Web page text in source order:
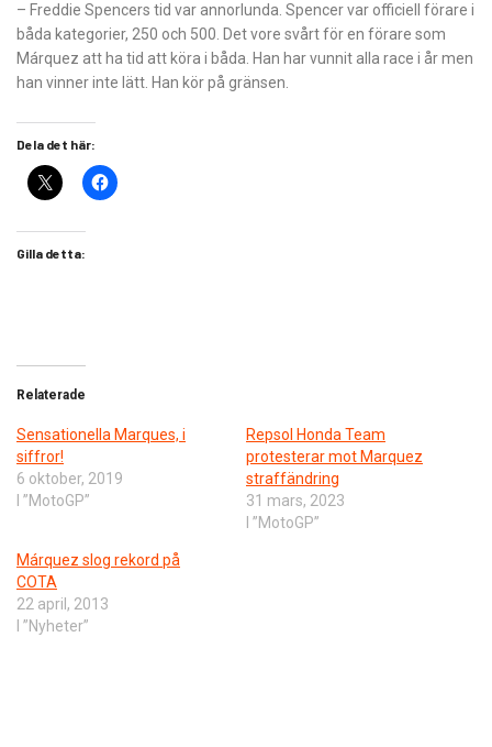
– Freddie Spencers tid var annorlunda. Spencer var officiell förare i
båda kategorier, 250 och 500. Det vore svårt för en förare som
Márquez att ha tid att köra i båda. Han har vunnit alla race i år men
han vinner inte lätt. Han kör på gränsen.
Dela det här:
Gilla detta:
Relaterade
Sensationella Marques, i
siffror!
6 oktober, 2019
I ”MotoGP”
Repsol Honda Team
protesterar mot Marquez
straffändring
31 mars, 2023
I ”MotoGP”
Márquez slog rekord på
COTA
22 april, 2013
I ”Nyheter”